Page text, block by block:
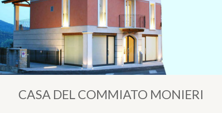
CASA DEL COMMIATO MONIERI